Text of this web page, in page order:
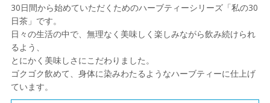
30日間から始めていただくためのハーブティーシリーズ「私の30
日茶」です。
日々の生活の中で、無理なく美味しく楽しみながら飲み続けられ
るよう、
とにかく美味しさにこだわりました。
ゴクゴク飲めて、身体に染みわたるようなハーブティーに仕上げ
ています。